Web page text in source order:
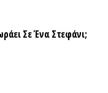
Σε Ένα Στεφάνι;